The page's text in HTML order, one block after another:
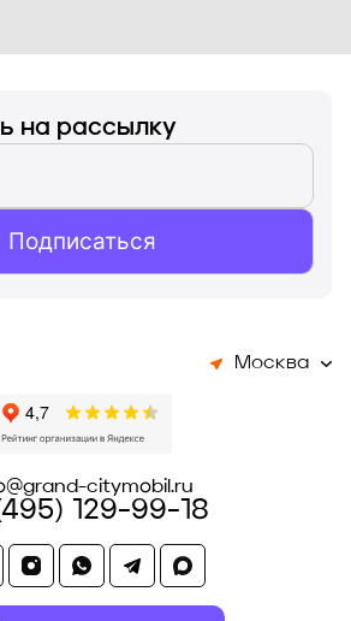
на рассылку
Подписаться
Москва
citymobil.ru
129-99-18